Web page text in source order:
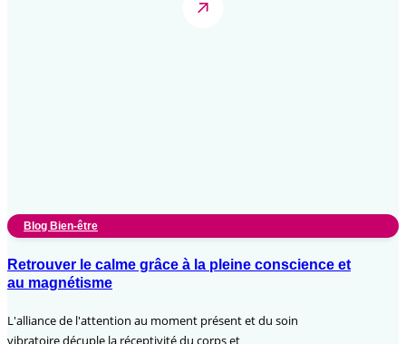
Blog Bien-être
Retrouver le calme grâce à la pleine conscience et
au magnétisme
L'alliance de l'attention au moment présent et du soin
vibratoire décuple la réceptivité du corps et